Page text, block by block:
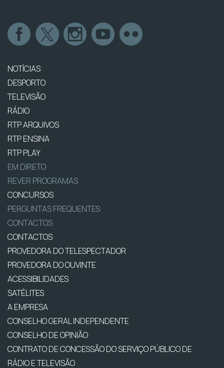
NOTÍCIAS
DESPORTO
TELEVISÃO
RÁDIO
RTP ARQUIVOS
RTP ENSINA
RTP PLAY
EM DIRETO
REVER PROGRAMAS
CONCURSOS
PERGUNTAS FREQUENTES
CONTACTOS
CONTACTOS
PROVEDORA DO TELESPECTADOR
PROVEDORA DO OUVINTE
ACESSIBILIDADES
SATÉLITES
A EMPRESA
CONSELHO GERAL INDEPENDENTE
CONSELHO DE OPINIÃO
CONTRATO DE CONCESSÃO DO SERVIÇO PÚBLICO DE
RÁDIO E TELEVISÃO